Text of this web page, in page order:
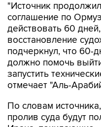
"Источник
соглашение по
действовать 60
восстановление
подчеркнул, что 60-
должно помочь
запустить
отмечает "Аль-
По словам
пролив суда будут